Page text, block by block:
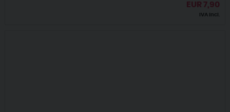
EUR 7,90
IVA incl.